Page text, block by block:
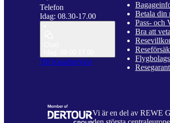
Telefon
Idag: 08.30-17.00
Till Kundservice
Betala din
Pass- och
Bra att veta
Vi är en del av REWE